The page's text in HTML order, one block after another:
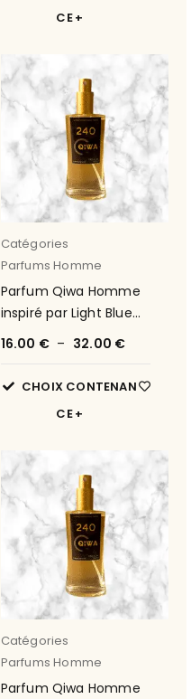
CE
Catégories
Parfums Homme
Parfum Qiwa Homme
inspiré par Light Blue
(D&G) 55
16.00 € – 32.00 €
CHOIX CONTENAN
CE
Catégories
Parfums Homme
Parfum Qiwa Homme